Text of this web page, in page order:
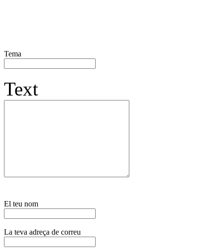
Tema
Text
El teu nom
La teva adreça de correu